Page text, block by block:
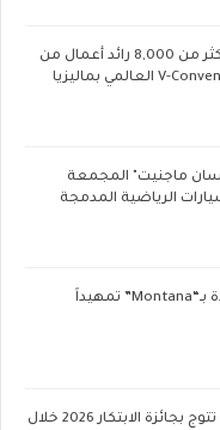
تشارك QN Maroc إلى جانب أكثر من 8,000 رائد أعمال من
ماجنيت" المجمعة
الرياضية المدمجة
كليل يفتح صفحة فنية جديدة بـ“Montana” تمهيداً
فيليب موريس إنترناشيونال" تتوج بجائزة الابتكار 2026 خلال